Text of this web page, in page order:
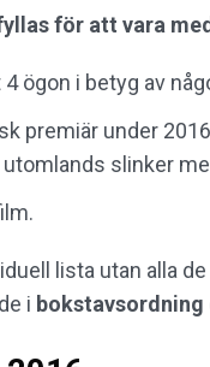
för att vara
ögon i betyg av
premiär under
slinker
.
lista utan alla
i bokstavsordning